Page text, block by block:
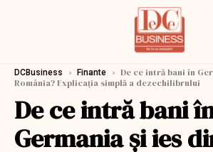
DCBusiness › Finante › De ce intră bani în
România? Explicația simplă a dezechilibrului
De ce intră bani
Germania și ies